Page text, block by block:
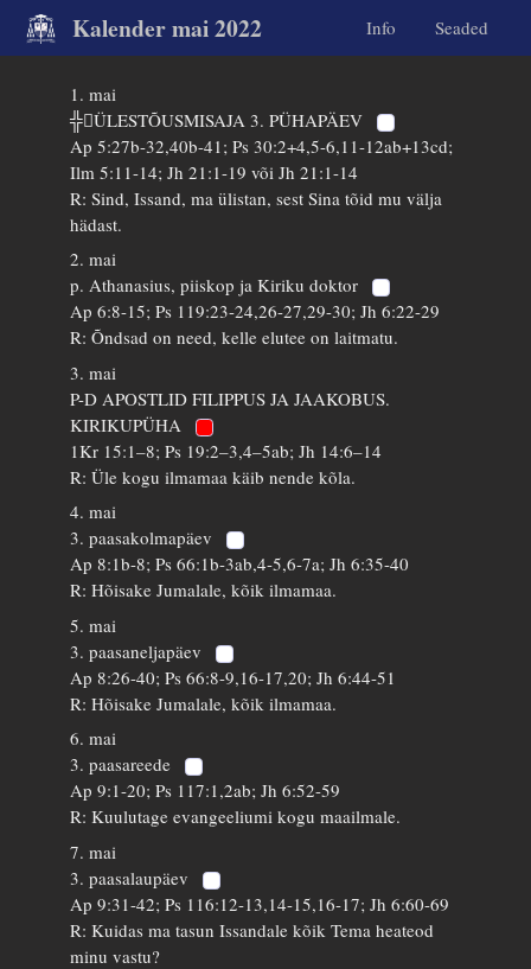
Kalender mai 2022 Info Seaded
1. mai
╬ÜLESTÕUSMISAJA 3. PÜHAPÄEV
Ap 5:27b-32,40b-41; Ps 30:2+4,5-6,11-12ab+13cd;
Ilm 5:11-14; Jh 21:1-19 või Jh 21:1-14
R: Sind, Issand, ma ülistan, sest Sina tõid mu välja
hädast.
2. mai
p. Athanasius, piiskop ja Kiriku doktor
Ap 6:8-15; Ps 119:23-24,26-27,29-30; Jh 6:22-29
R: Õndsad on need, kelle elutee on laitmatu.
3. mai
P-D APOSTLID FILIPPUS JA JAAKOBUS.
KIRIKUPÜHA
1Kr 15:1–8; Ps 19:2–3,4–5ab; Jh 14:6–14
R: Üle kogu ilmamaa käib nende kõla.
4. mai
3. paasakolmapäev
Ap 8:1b-8; Ps 66:1b-3ab,4-5,6-7a; Jh 6:35-40
R: Hõisake Jumalale, kõik ilmamaa.
5. mai
3. paasaneljapäev
Ap 8:26-40; Ps 66:8-9,16-17,20; Jh 6:44-51
R: Hõisake Jumalale, kõik ilmamaa.
6. mai
3. paasareede
Ap 9:1-20; Ps 117:1,2ab; Jh 6:52-59
R: Kuulutage evangeeliumi kogu maailmale.
7. mai
3. paasalaupäev
Ap 9:31-42; Ps 116:12-13,14-15,16-17; Jh 6:60-69
R: Kuidas ma tasun Issandale kõik Tema heateod
minu vastu?